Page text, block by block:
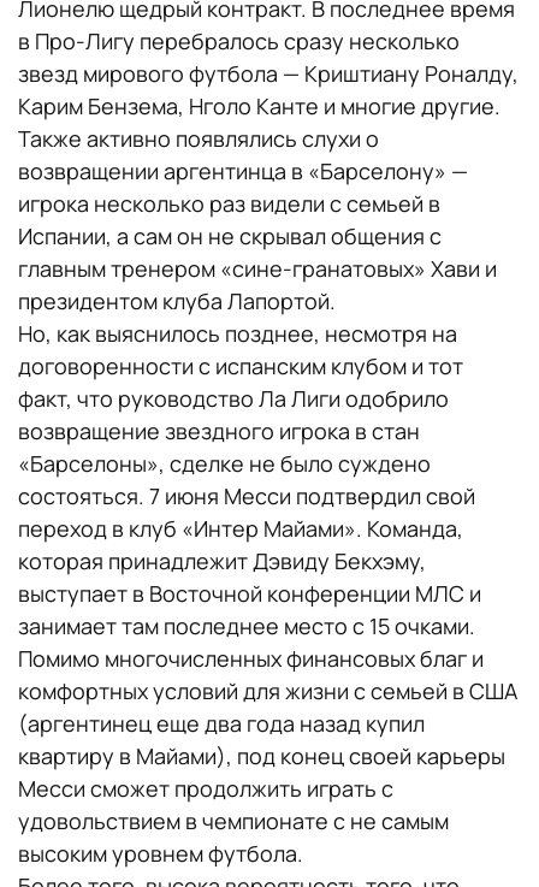
Лионелю щедрый контракт. В последнее время
в Про-Лигу перебралось сразу несколько
звезд мирового футбола — Криштиану Роналду,
Карим Бензема, Нголо Канте и многие другие.
Также активно появлялись слухи о
возвращении аргентинца в «Барселону» —
игрока несколько раз видели с семьей в
Испании, а сам он не скрывал общения с
главным тренером «сине-гранатовых» Хави и
президентом клуба Лапортой.
Но, как выяснилось позднее, несмотря на
договоренности с испанским клубом и тот
факт, что руководство Ла Лиги одобрило
возвращение звездного игрока в стан
«Барселоны», сделке не было суждено
состояться. 7 июня Месси подтвердил свой
переход в клуб «Интер Майами». Команда,
которая принадлежит Дэвиду Бекхэму,
выступает в Восточной конференции МЛС и
занимает там последнее место с 15 очками.
Помимо многочисленных финансовых благ и
комфортных условий для жизни с семьей в США
(аргентинец еще два года назад купил
квартиру в Майами), под конец своей карьеры
Месси сможет продолжить играть с
удовольствием в чемпионате с не самым
высоким уровнем футбола.